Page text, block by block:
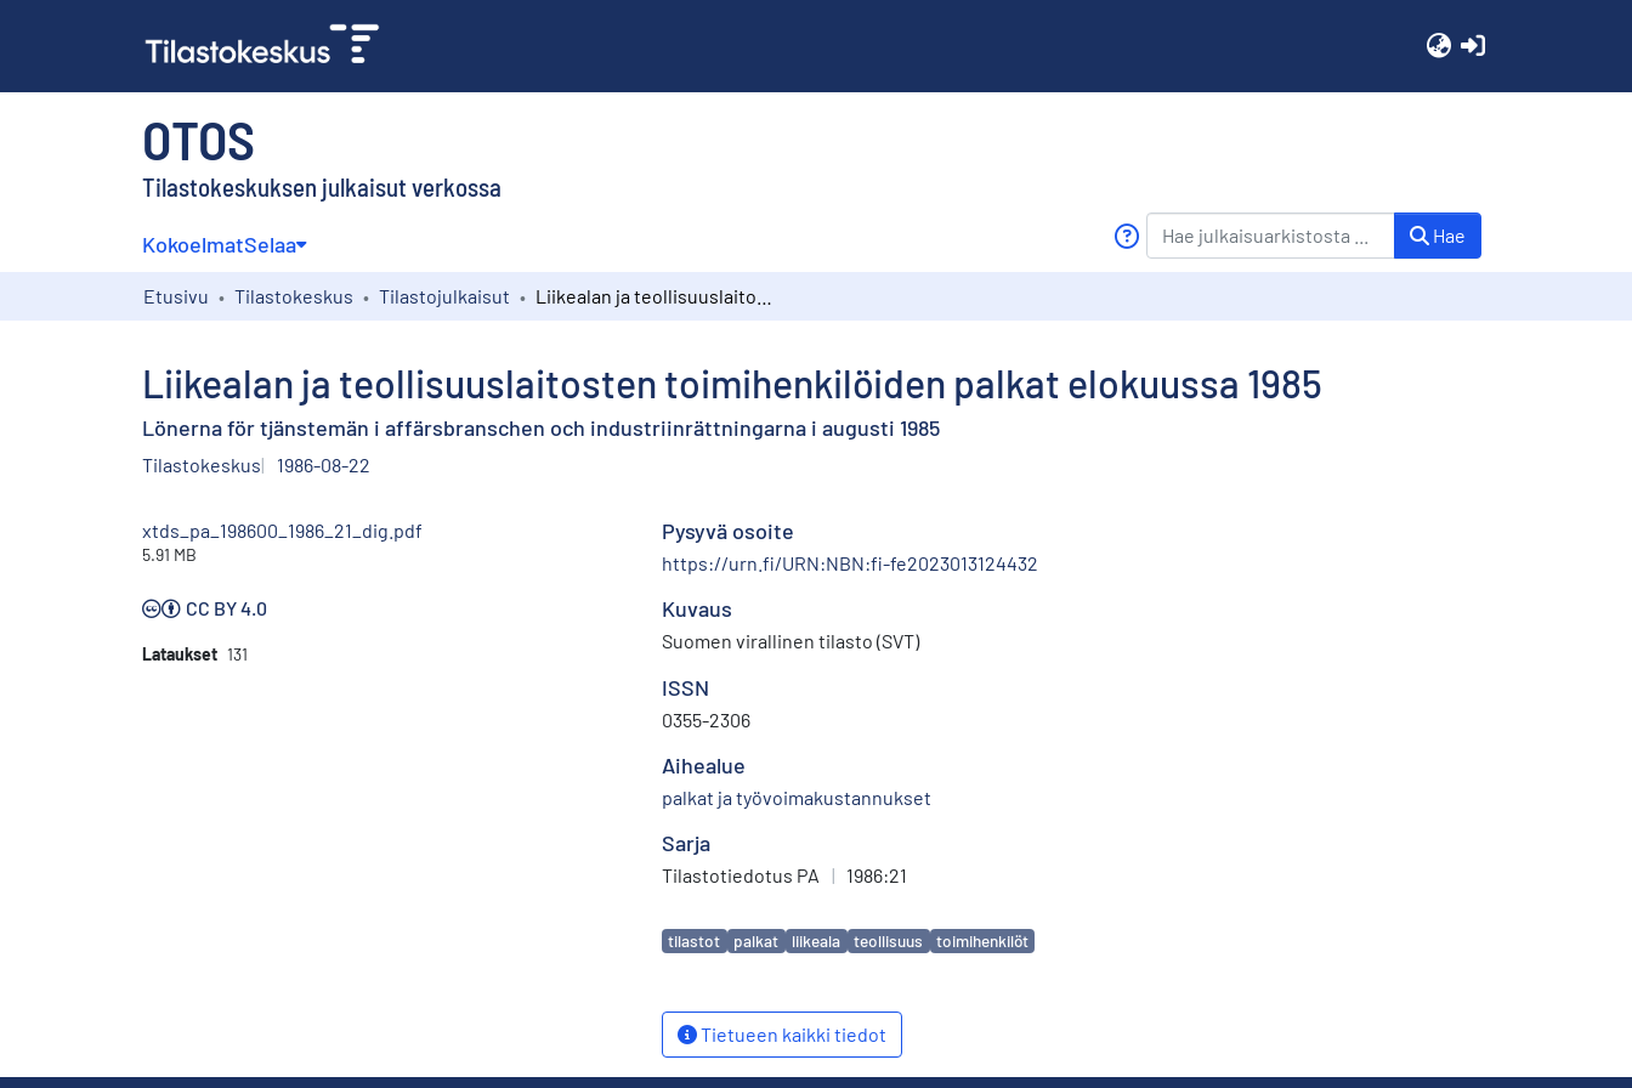
OTOS
Tilastokeskuksen julkaisut verkossa
KokoelmatSelaa Hae
Etusivu Tilastokeskus Tilastojulkaisut
Liikealan ja teollisuuslaitosten toimihenkilöiden palkat elokuussa 1985
Lönerna för tjänstemän i affärsbranschen och industriinrättningarna i augusti 1985
Tilastokeskus 1986-08-22
xtds_pa_198600_1986_21_dig.pdf
5.91 MB
CC BY 4.0
Lataukset 131
Pysyvä osoite
https://urn.fi/URN:NBN:fi-fe2023013124432
Kuvaus
Suomen virallinen tilasto (SVT)
ISSN
0355-2306
Aihealue
palkat ja työvoimakustannukset
Sarja
Tilastotiedotus PA | 1986:21
Avainsanat
tilastot palkat liikeala teollisuus toimihenkilöt
Tietueen kaikki tiedot